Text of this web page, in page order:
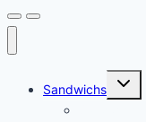
Sandwichs